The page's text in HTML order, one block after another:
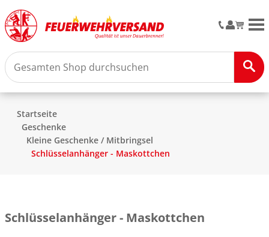
Startseite
Geschenke
Kleine Geschenke / Mitbringsel
Schlüsselanhänger - Maskottchen
Schlüsselanhänger - Maskottchen